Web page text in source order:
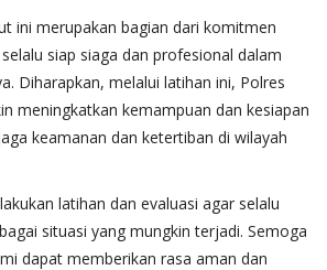
ini merupakan bagian dari komitmen
siap siaga dan profesional dalam
Diharapkan, melalui latihan ini, Polres
meningkatkan kemampuan dan kesiapan
keamanan dan ketertiban di wilayah
latihan dan evaluasi agar selalu
situasi yang mungkin terjadi. Semoga
dapat memberikan rasa aman dan